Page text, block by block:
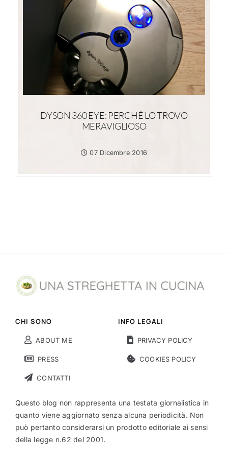
DYSON 360 EYE: PERCHÉ LO TROVO
MERAVIGLIOSO
07 Dicembre 2016
CHI SONO
ABOUT ME
PRESS
CONTATTI
INFO LEGALI
PRIVACY POLICY
COOKIES POLICY
Questo blog non rappresenta una testata giornalistica in
quanto viene aggiornato senza alcuna periodicità. Non
può pertanto considerarsi un prodotto editoriale ai sensi
della legge n.62 del 2001.